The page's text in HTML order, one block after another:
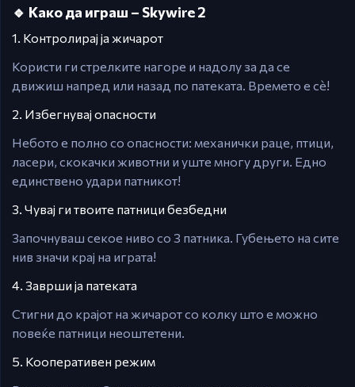
🔹 Како да играш – Skywire 2
1. Контролирај ја жичарот
Користи ги стрелките нагоре и надолу за да се
движиш напред или назад по патеката. Времето е сè!
2. Избегнувај опасности
Небото е полно со опасности: механички раце, птици,
ласери, скокачки животни и уште многу други. Едно
единствено удари патникот!
3. Чувај ги твоите патници безбедни
Започнуваш секое ниво со 3 патника. Губењето на сите
нив значи крај на играта!
4. Заврши ја патеката
Стигни до крајот на жичарот со колку што е можно
повеќе патници неоштетени.
5. Кооперативен режим